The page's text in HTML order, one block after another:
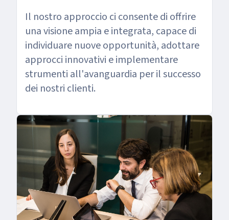
Il nostro approccio ci consente di offrire
una visione ampia e integrata, capace di
individuare nuove opportunità, adottare
approcci innovativi e implementare
strumenti all'avanguardia per il successo
dei nostri clienti.